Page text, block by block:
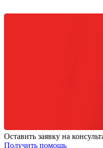
Оставить заявку на
Получить помощь